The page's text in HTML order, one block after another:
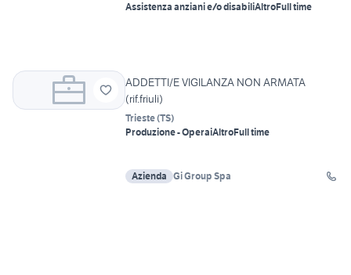
Assistenza anziani e/o disabiliAltroFull time
ADDETTI/E VIGILANZA NON ARMATA
(rif.friuli)
Trieste(TS)
Produzione - OperaiAltroFull time
Azienda Gi Group Spa